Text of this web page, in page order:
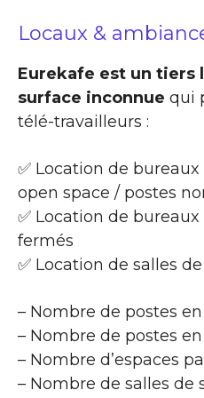
Locaux &
Eurekafe est un tiers
surface inconnue qui
télé-travailleurs :
✅ Location de
open space / postes
✅ Location de
fermés
✅ Location de salles
– Nombre de postes
– Nombre de postes
– Nombre d’espaces
– Nombre de salles de